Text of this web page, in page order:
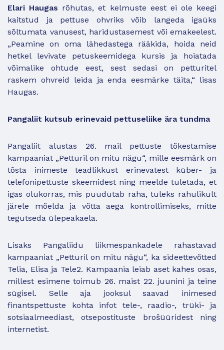
Elari Haugas rõhutas, et kelmuste eest ei ole keegi
kaitstud ja pettuse ohvriks võib langeda igaüks
sõltumata vanusest, haridustasemest või emakeelest.
„Peamine on oma lähedastega rääkida, hoida neid
hetkel levivate petuskeemidega kursis ja hoiatada
võimalike ohtude eest, sest sedasi on petturitel
raskem ohvreid leida ja enda eesmärke täita,“ lisas
Haugas.
Pangaliit kutsub erinevaid pettuseliike ära tundma
Pangaliit alustas 26. mail pettuste tõkestamise
kampaaniat „Petturil on mitu nägu“, mille eesmärk on
tõsta inimeste teadlikkust erinevatest küber- ja
telefonipettuste skeemidest ning meelde tuletada, et
igas olukorras, mis puudutab raha, tuleks rahulikult
järele mõelda ja võtta aega kontrollimiseks, mitte
tegutseda ülepeakaela.
Lisaks Pangaliidu liikmespankadele rahastavad
kampaaniat „Petturil on mitu nägu“, ka sideettevõtted
Telia, Elisa ja Tele2. Kampaania leiab aset kahes osas,
millest esimene toimub 26. maist 22. juunini ja teine
sügisel. Selle aja jooksul saavad inimesed
finantspettuste kohta infot tele-, raadio-, trüki- ja
sotsiaalmeediast, otsepostituste brošüüridest ning
internetist.